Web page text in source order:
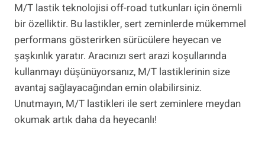
M/T lastik teknolojisi off-road tutkunları için önemli
bir özelliktir. Bu lastikler, sert zeminlerde mükemmel
performans gösterirken sürücülere heyecan ve
şaşkınlık yaratır. Aracınızı sert arazi koşullarında
kullanmayı düşünüyorsanız, M/T lastiklerinin size
avantaj sağlayacağından emin olabilirsiniz.
Unutmayın, M/T lastikleri ile sert zeminlere meydan
okumak artık daha da heyecanlı!